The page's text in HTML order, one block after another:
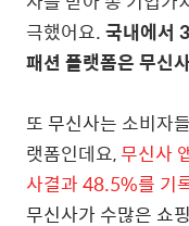
극했어요.국내에서
패션 플랫폼은 무신
또 무신사는 소비자
랫폼인데요,무신사
사결과 48.5%를 기
무신사가 수많은 쇼